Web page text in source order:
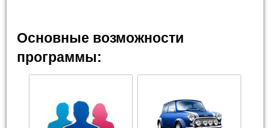
Основные возможности
программы: